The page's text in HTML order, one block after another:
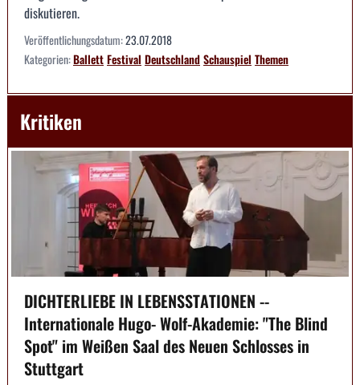
diskutieren.
Veröffentlichungsdatum:23.07.2018
Kategorien:BallettFestival DeutschlandSchauspiel Themen
Kritiken
DICHTERLIEBE IN LEBENSSTATIONEN --
Internationale Hugo- Wolf-Akademie: "The Blind
Spot" im Weißen Saal des Neuen Schlosses in
Stuttgart